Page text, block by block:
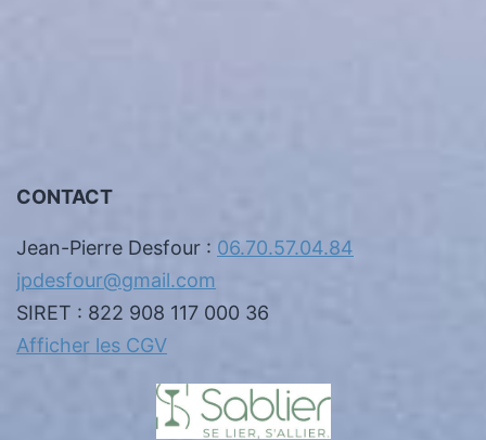
CONTACT
Jean-Pierre Desfour : 06.70.57.04.84
jpdesfour@gmail.com
SIRET : 822 908 117 000 36
Afficher les CGV